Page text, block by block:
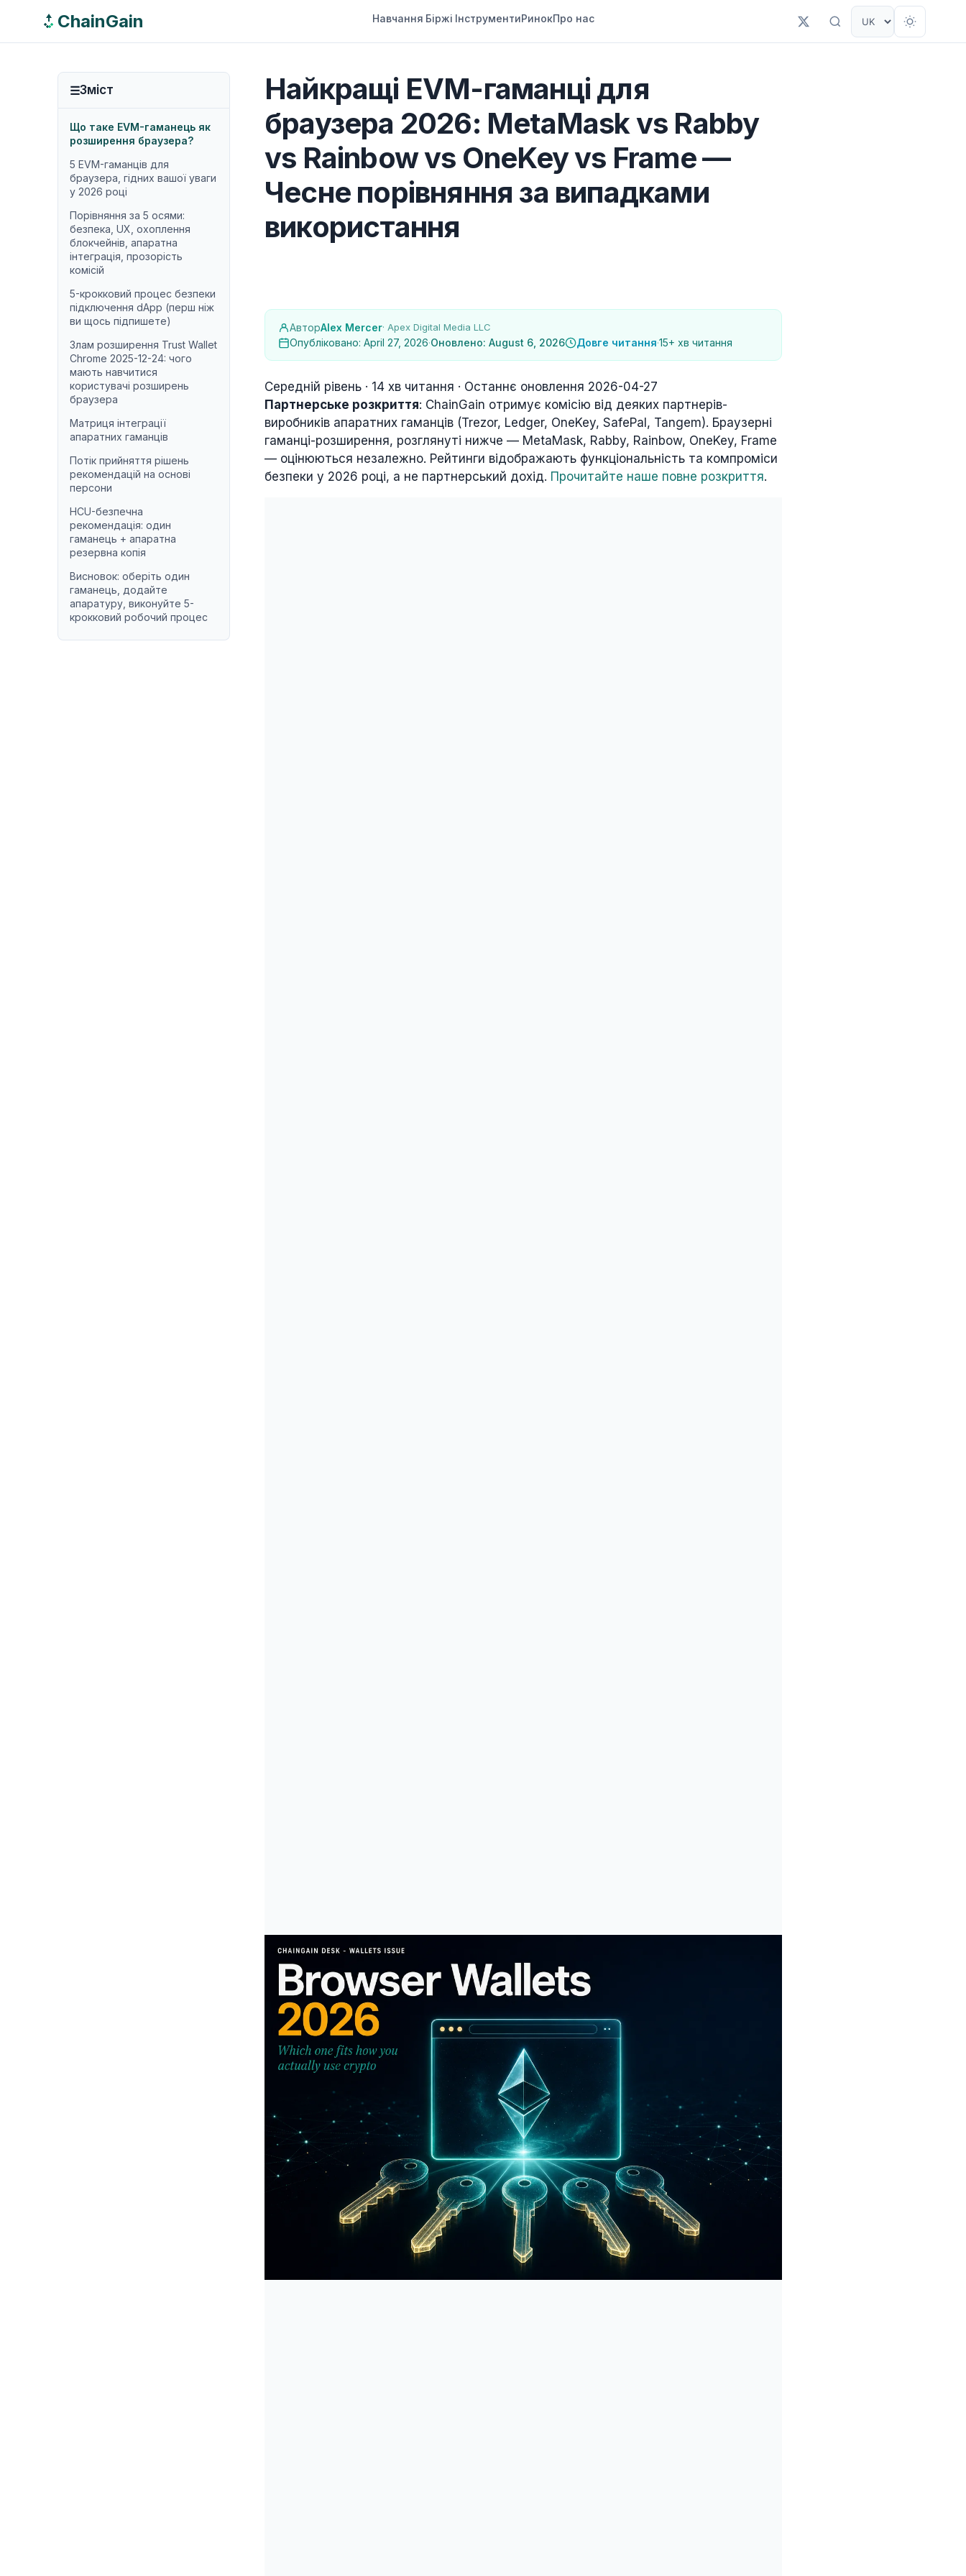
ChainGain Навчання Біржі ІнструментиРинокПро нас
Зміст
Що таке EVM-гаманець як
розширення браузера?
5 EVM-гаманців для
браузера, гідних вашої уваги
у 2026 році
Порівняння за 5 осями:
безпека, UX, охоплення
блокчейнів, апаратна
інтеграція, прозорість
комісій
5-крокковий процес безпеки
підключення dApp (перш ніж
ви щось підпишете)
Злам розширення Trust Wallet
Chrome 2025-12-24: чого
мають навчитися
користувачі розширень
браузера
Матриця інтеграції
апаратних гаманців
Потік прийняття рішень
рекомендацій на основі
персони
HCU-безпечна
рекомендація: один
гаманець + апаратна
резервна копія
Висновок: оберіть один
гаманець, додайте
апаратуру, виконуйте 5-
крокковий робочий процес
Найкращі EVM-гаманці для
браузера 2026: MetaMask vs Rabby
vs Rainbow vs OneKey vs Frame —
Чесне порівняння за випадками
використання
АвторAlex Mercer· Apex Digital Media LLC
Опубліковано: April 27, 2026·Оновлено: August 6, 2026 Довге читання·15+ хв читання
Середній рівень · 14 хв читання · Останнє оновлення 2026-04-27
Партнерське розкриття: ChainGain отримує комісію від деяких партнерів-
виробників апаратних гаманців (Trezor, Ledger, OneKey, SafePal, Tangem). Браузерні
гаманці-розширення, розглянуті нижче — MetaMask, Rabby, Rainbow, OneKey, Frame
— оцінюються незалежно. Рейтинги відображають функціональність та компроміси
безпеки у 2026 році, а не партнерський дохід. Прочитайте наше повне розкриття.